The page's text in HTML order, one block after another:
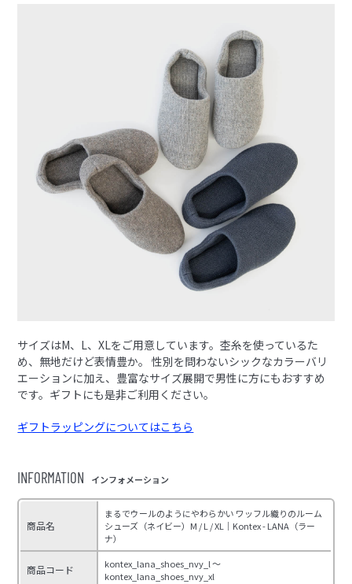
サイズはM、L、XLをご用意しています。杢糸を使っているた
め、無地だけど表情豊か。 性別を問わないシックなカラーバリ
エーションに加え、豊富なサイズ展開で男性に方にもおすすめ
です。ギフトにも是非ご利用ください。
ギフトラッピングについてはこちら
INFORMATION インフォメーション
商品名
まるでウールのようにやわらかい ワッフル織りのルーム
シューズ（ネイビー）M / L / XL｜Kontex - LANA（ラー
ナ）
商品コード
kontex_lana_shoes_nvy_l ～
kontex_lana_shoes_nvy_xl